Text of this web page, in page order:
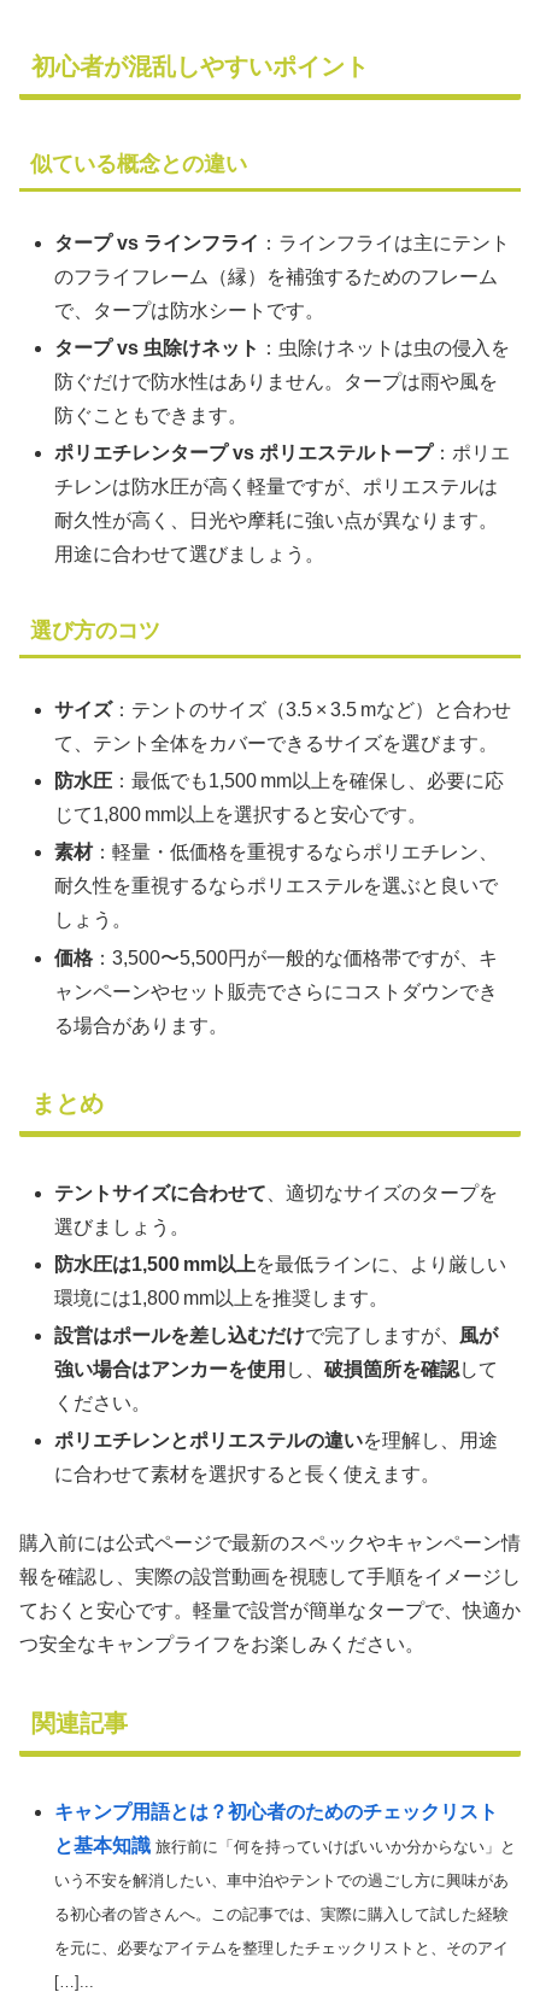
初心者が混乱しやすいポイント
似ている概念との違い
タープ vs ラインフライ ：ラインフライは主にテント
のフライフレーム（縁）を補強するためのフレーム
で、タープは防水シートです。
タープ vs 虫除けネット ：虫除けネットは虫の侵入を
防ぐだけで防水性はありません。タープは雨や風を
防ぐこともできます。
ポリエチレンタープ vs ポリエステルトープ：ポリエ
チレンは防水圧が高く軽量ですが、ポリエステルは
耐久性が高く、日光や摩耗に強い点が異なります。
用途に合わせて選びましょう。
選び方のコツ
サイズ：テントのサイズ（3.5 × 3.5 mなど）と合わせ
て、テント全体をカバーできるサイズを選びます。
防水圧 ：最低でも1,500 mm以上を確保し、必要に応
じて1,800 mm以上を選択すると安心です。
素材：軽量・低価格を重視するならポリエチレン、
耐久性を重視するならポリエステルを選ぶと良いで
しょう。
価格 ：3,500〜5,500円が一般的な価格帯ですが、キ
ャンペーンやセット販売でさらにコストダウンでき
る場合があります。
まとめ
テントサイズに合わせて 、適切なサイズのタープを
選びましょう。
防水圧は1,500 mm以上を最低ラインに、より厳しい
環境には1,800 mm以上を推奨します。
設営はポールを差し込むだけで完了しますが、 風が
強い場合はアンカーを使用 し、破損箇所を確認して
ください。
ポリエチレンとポリエステルの違いを理解し、用途
に合わせて素材を選択すると長く使えます。
購入前には公式ページで最新のスペックやキャンペーン情
報を確認し、実際の設営動画を視聴して手順をイメージし
ておくと安心です。軽量で設営が簡単なタープで、快適か
つ安全なキャンプライフをお楽しみください。
関連記事
キャンプ用語とは？初心者のためのチェックリスト
と基本知識 旅行前に「何を持っていけばいいか分からない」と
いう不安を解消したい、車中泊やテントでの過ごし方に興味があ
る初心者の皆さんへ。この記事では、実際に購入して試した経験
を元に、必要なアイテムを整理したチェックリストと、そのアイ
[…]...